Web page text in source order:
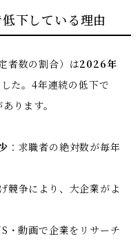
下している理由
者数の割合）は2026年
た。4年連続の低下で
ります。
：求職者の絶対数が毎年
競争により、大企業がよ
・動画で企業をリサーチ